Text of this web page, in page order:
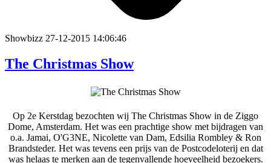
Showbizz 27-12-2015 14:06:46
The Christmas Show
Op 2e Kerstdag bezochten wij The Christmas Show in de Ziggo
Dome, Amsterdam. Het was een prachtige show met bijdragen van
o.a. Jamai, O'G3NE, Nicolette van Dam, Edsilia Rombley & Ron
Brandsteder. Het was tevens een prijs van de Postcodeloterij en dat
was helaas te merken aan de tegenvallende hoeveelheid bezoekers.